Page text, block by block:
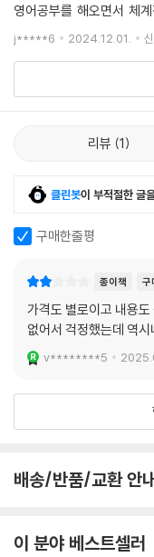
영어공부를 해오면서 체
늘 답답했고 자신의 공부
하기 아까워서 초보자들을
간하게 되었다고한다이책
j*****6 2024.12.01.
리뷰 1
클린봇이 부적절한 글
구매한줄평
종이책 구
가격도 별로이고 내용
없어서 걱정했는데 역시
v********5
배송/반품/교환 안
이 분야 베스트셀러